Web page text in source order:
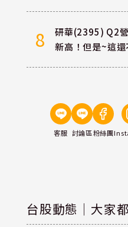
8
研華(2395) Q2
新高！但是~這還
客服 討論區粉絲團
台股動態｜大家